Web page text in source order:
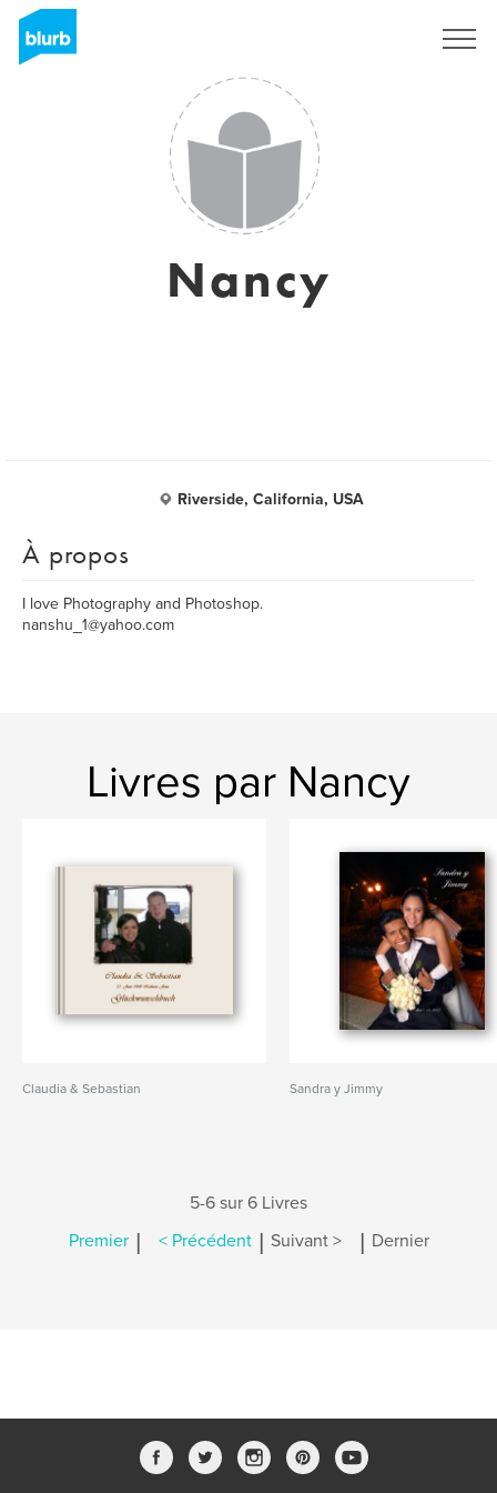
Nancy
Riverside, California, USA
À propos
I love Photography and Photoshop.
nanshu_1@yahoo.com
Livres par Nancy
Claudia & Sebastian Sandra y Jimmy
5-6 sur 6 Livres
Premier | < Précédent | Suivant > | Dernier